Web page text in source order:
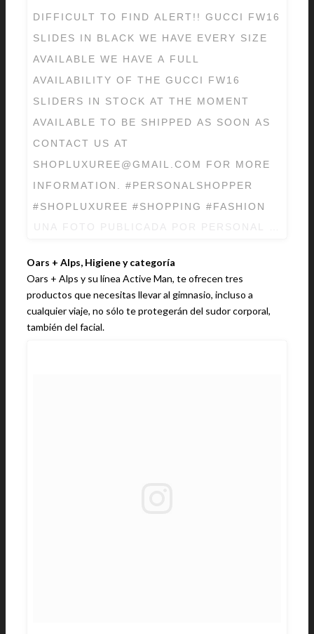
DIFFICULT TO FIND ALERT!! GUCCI FW16
SLIDES IN BLACK WE HAVE EVERY SIZE
AVAILABLE WE HAVE A FULL
AVAILABILITY OF THE GUCCI FW16
SLIDERS IN STOCK AT THE MOMENT
AVAILABLE TO BE SHIPPED AS SOON AS
CONTACT US AT
SHOPLUXUREE@GMAIL.COM FOR MORE
INFORMATION. #PERSONALSHOPPER
#SHOPLUXUREE #SHOPPING #FASHION
Oars + Alps, Higiene y categoría
Oars + Alps y su línea Active Man, te ofrecen tres
productos que necesitas llevar al gimnasio, incluso a
cualquier viaje, no sólo te protegerán del sudor corporal,
también del facial.